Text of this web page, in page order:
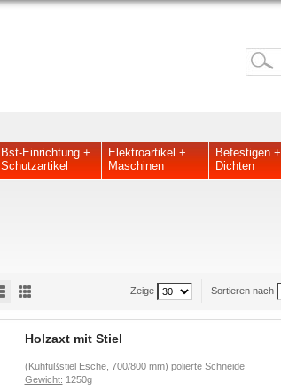
Bst-Einrichtung +
Schutzartikel
Elektroartikel +
Maschinen
Befestigen +
Dichten
Sortieren nach
Zeige
Holzaxt mit Stiel
(Kuhfußstiel Esche, 700/800 mm) polierte Schneide
Gewicht: 1250g